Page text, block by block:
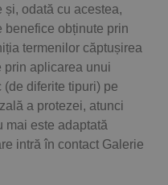
și, odată cu acestea,
benefice obținute prin
termenilor căptușirea
prin aplicarea unui
(de diferite tipuri) pe
a protezei, atunci
mai este adaptată
intră în contact Galerie